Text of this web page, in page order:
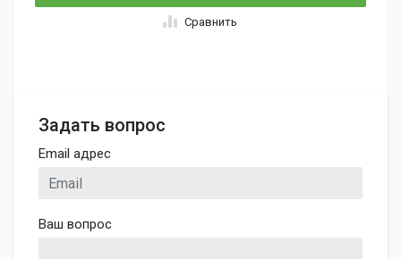
Сравнить
Задать вопрос
Email адрес
Ваш вопрос